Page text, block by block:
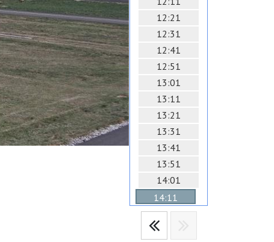
12:21
12:31
12:41
12:51
13:01
13:11
13:21
13:31
13:41
13:51
14:01
14:11